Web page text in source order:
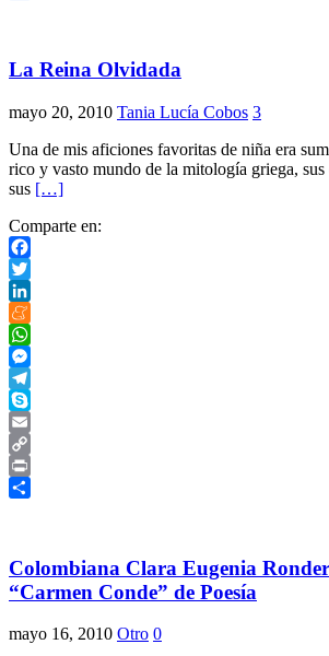
La Reina Olvidada
mayo 20, 2010 Tania Lucía Cobos 3
Una de mis aficiones favoritas de niña era
rico y vasto mundo de la mitología griega, sus
sus […]
Comparte en:
Facebook
Twitter
LinkedIn
Meneame
WhatsApp
Messenger
Telegram
Skype
Email
Copy
Link
Print
Colombiana Clara Eugenia
“Carmen Conde” de Poesía
mayo 16, 2010 Otro 0